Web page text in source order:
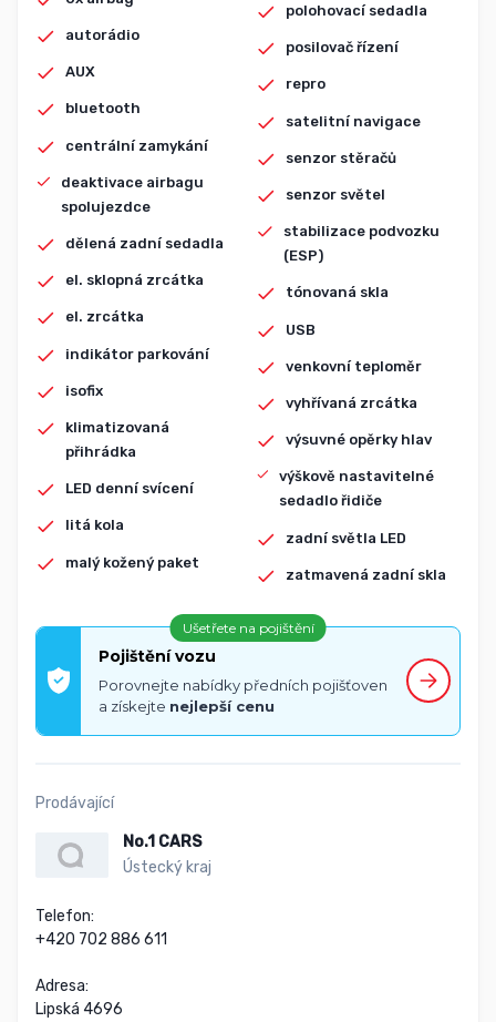
autorádio
AUX
bluetooth
centrální zamykání
deaktivace airbagu
spolujezdce
dělená zadní sedadla
el. sklopná zrcátka
el. zrcátka
indikátor parkování
isofix
klimatizovaná
přihrádka
LED denní svícení
litá kola
malý kožený paket
polohovací sedadla
posilovač řízení
repro
satelitní navigace
senzor stěračů
senzor světel
stabilizace podvozku
(ESP)
tónovaná skla
USB
venkovní teploměr
vyhřívaná zrcátka
výsuvné opěrky hlav
výškově nastavitelné
sedadlo řidiče
zadní světla LED
zatmavená zadní skla
Ušetřete na pojištění
Pojištění vozu
Porovnejte nabídky předních pojišťoven
a získejte nejlepší cenu
Prodávající
No.1 CARS
Ústecký kraj
Telefon:
+420 702 886 611
Adresa:
Lipská 4696